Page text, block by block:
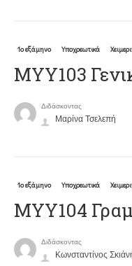
1ο εξάμηνο Υποχρεωτικά
ΜΥΥ103
Διδάσκοντας
Μαρίνα Τσελεπή
1ο εξάμηνο Υποχρεωτικά
ΜΥΥ104
Διδάσκοντας
Κωνσταντίνος